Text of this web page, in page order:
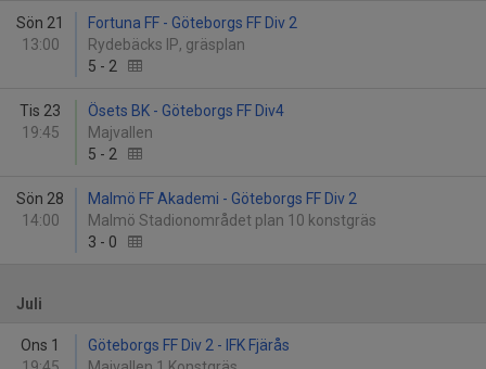
Sön 21
13:00
Fortuna FF - Göteborgs FF Div 2
Rydebäcks IP, gräsplan
5 - 2
Tis 23
19:45
Ösets BK - Göteborgs FF Div4
Majvallen
5 - 2
Sön 28
14:00
Malmö FF Akademi - Göteborgs FF Div 2
Malmö Stadionområdet plan 10 konstgräs
3 - 0
Juli
Ons 1
Göteborgs FF Div 2 - IFK Fjärås